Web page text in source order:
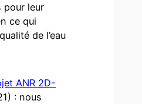
pour leur
ce qui
de l’eau
ANR 2D-
: nous